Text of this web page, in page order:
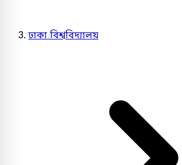
ঢাকা বিশ্ববিদ্যালয়